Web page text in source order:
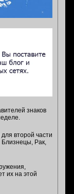
знаков
второй части
Близнецы, Рак,
их на этой